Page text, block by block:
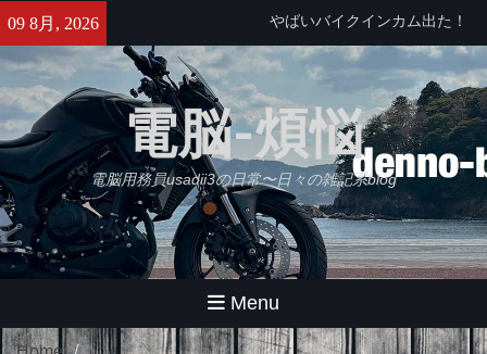
content
09 8月, 2026
やばいバイクインカム出た！
Daytona Reso Pilot PRO
せっかくなのでObsidianをもう
少し使ってみる・・・【追記】
と、思ったけどやっぱムリ。
久々にB2さんとラーメンツー
電脳-煩悩
電脳用務員usadii3の日常〜日々の雑記系blog
Menu